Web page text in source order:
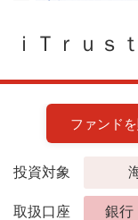
ｉＴｒｕｓ
ファンド
投資対象
取扱口座 銀行